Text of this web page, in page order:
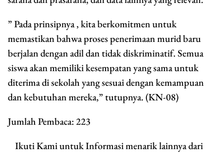
” Pada prinsipnya , kita berkomitmen untuk
memastikan bahwa proses penerimaan murid baru
berjalan dengan adil dan tidak diskriminatif. Semua
siswa akan memiliki kesempatan yang sama untuk
diterima di sekolah yang sesuai dengan kemampuan
dan kebutuhan mereka,” tutupnya. (KN-08)
Jumlah Pembaca: 223
Ikuti Kami untuk Informasi menarik lainnya dari